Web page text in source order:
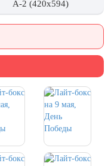
А-2 (420x594)